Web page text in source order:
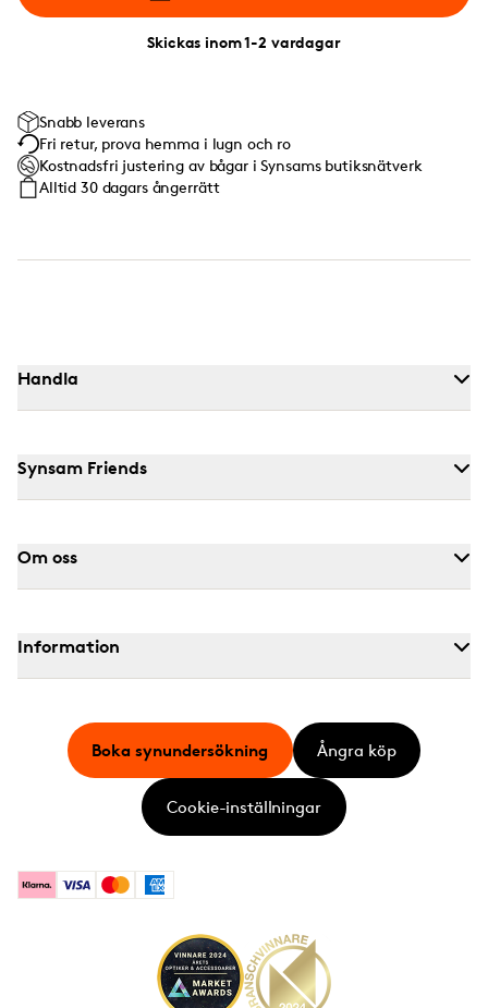
Skickas inom 1-2 vardagar
Snabb leverans
Fri retur, prova hemma i lugn och ro
Kostnadsfri justering av bågar i Synsams butiksnätverk
Alltid 30 dagars ångerrätt
Handla
Synsam Friends
Om oss
Information
KlarnaVisa MastercardAmerican Express
Boka synundersökning Ångra köp
Cookie-inställningar